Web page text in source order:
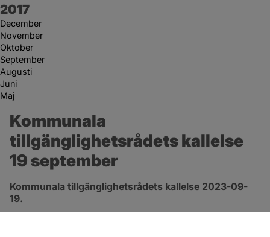
År:
2017
December
November
Oktober
September
Augusti
Juni
Maj
Kommunala
tillgänglighetsrådets kallelse
19 september
Kommunala tillgänglighetsrådets kallelse 2023-09-
19.